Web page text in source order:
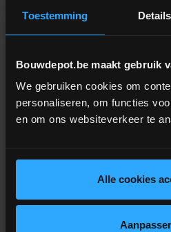
Toestemming Details
Bouwdepot.be maakt gebruik
We gebruiken cookies om
personaliseren, om functies
en om ons websiteverkeer te
Alle cookies
Deurklink inox 19mm U-vorm